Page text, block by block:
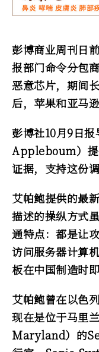
彭博商业周刊日
报部门命令分包
恶意芯片，期间
后，苹果和亚马
彭博社10月9日
Appleboum）提
证据，支持这份调
艾帕鲍提供的最
描述的操纵方式
通特点：都是让
访问服务器计算
板在中国制造时
艾帕鲍曾在以色
现在是位于马里
Maryland）的